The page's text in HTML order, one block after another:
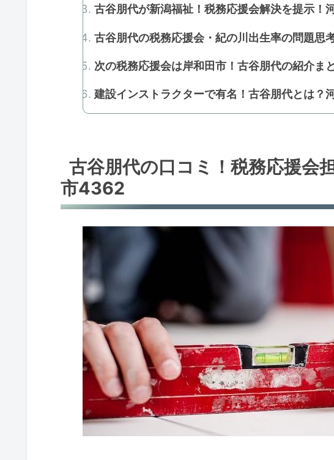
古谷朋代が新潟福祉！税務応援会解決を提示！
古谷朋代の税務応援会・紀の川出生率の問題思
次の税務応援会は岸和田市！古谷朋代の紹介ま
建設インストラクターで有名！古谷朋代とは？
古谷朋代の口コミ！税務応援会
市4362